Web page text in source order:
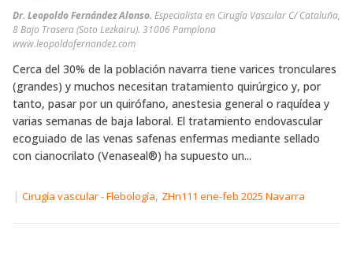
Dr. Leopoldo Fernández Alonso. Especialista en Cirugía Vascular C/ Cataluña,
8 Bajo Trasera (Soto Lezkairu). 31006 Pamplona
www.leopoldofernandez.com
Cerca del 30% de la población navarra tiene varices tronculares
(grandes) y muchos necesitan tratamiento quirúrgico y, por
tanto, pasar por un quirófano, anestesia general o raquídea y
varias semanas de baja laboral. El tratamiento endovascular
ecoguiado de las venas safenas enfermas mediante sellado
con cianocrilato (Venaseal®) ha supuesto un...
| Cirugía vascular - Flebología, ZHn111 ene-feb 2025 Navarra